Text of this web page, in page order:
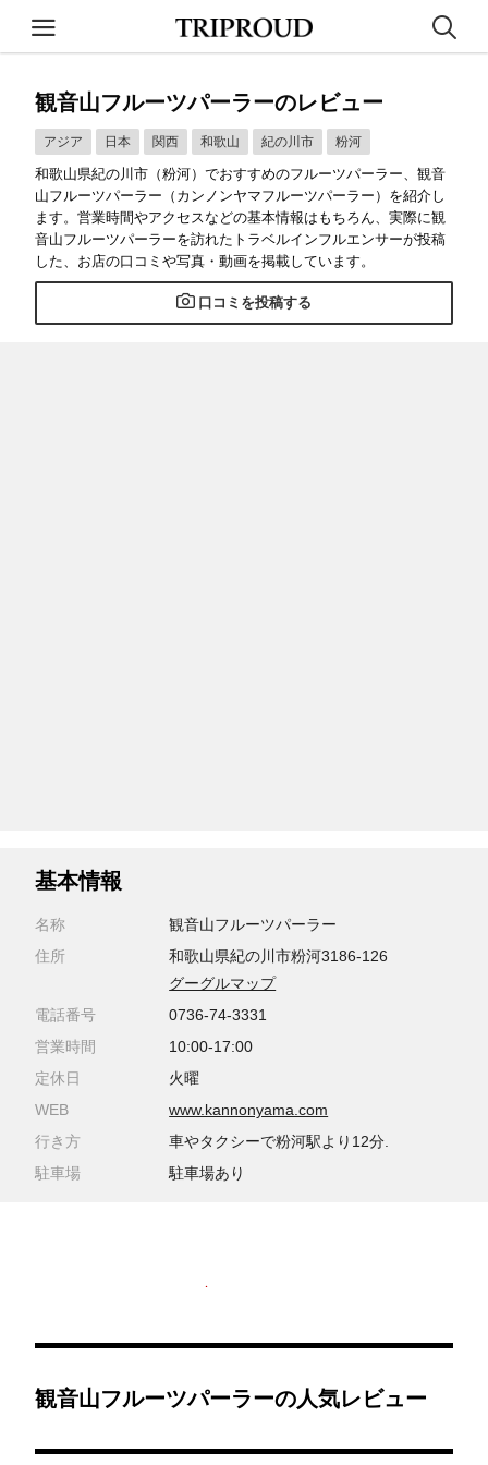
観音山フルーツパーラーのレビュー
アジア 日本 関西 和歌山 紀の川市 粉河
和歌山県紀の川市（粉河）でおすすめのフルーツパーラー、観音
山フルーツパーラー（カンノンヤマフルーツパーラー）を紹介し
ます。営業時間やアクセスなどの基本情報はもちろん、実際に観
音山フルーツパーラーを訪れたトラベルインフルエンサーが投稿
した、お店の口コミや写真・動画を掲載しています。
口コミを投稿する
基本情報
名称
観音山フルーツパーラー
住所
和歌山県紀の川市粉河3186-126
グーグルマップ
電話番号
0736-74-3331
営業時間
10:00-17:00
定休日
火曜
WEB
www.kannonyama.com
行き方
車やタクシーで粉河駅より12分.
駐車場
駐車場あり
観音山フルーツパーラーの人気レビュー